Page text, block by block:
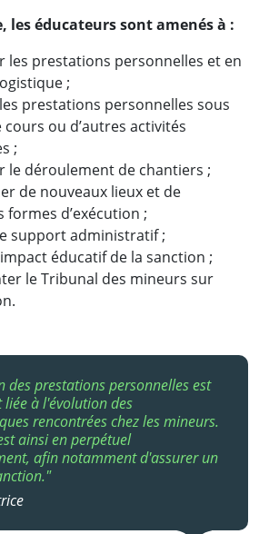
les éducateurs sont amenés à :
les prestations personnelles et en
;
prestations personnelles sous
ou d’autres activités
;
le déroulement de chantiers ;
de nouveaux lieux et de
formes d’exécution ;
support administratif ;
éducatif de la sanction ;
le Tribunal des mineurs sur
des prestations personnelles est
à l'évolution des
rencontrées chez les mineurs.
ainsi en perpétuel
afin notamment d'assurer un